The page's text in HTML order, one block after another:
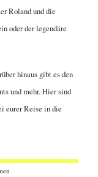
Roland und die
oder der legendäre
hinaus gibt es den
und mehr. Hier sind
eurer Reise in die